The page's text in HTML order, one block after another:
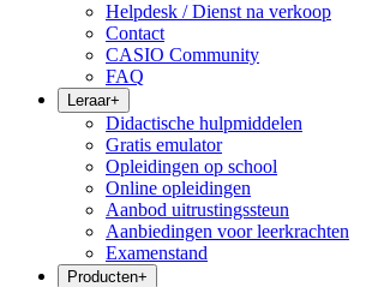
Helpdesk / Dienst na verkoop
Contact
CASIO Community
FAQ
Leraar+
Didactische hulpmiddelen
Gratis emulator
Opleidingen op school
Online opleidingen
Aanbod uitrustingssteun
Aanbiedingen voor leerkrachten
Examenstand
Producten+